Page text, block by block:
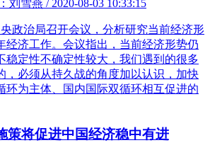
刘雪燕 / 2020-08-03 10:33:15
政治局召开会议，分析研究当前经济形
经济工作。会议指出，当前经济形势仍
稳定性不确定性较大，我们遇到的很多
，必须从持久战的角度加以认识，加快
环为主体、国内国际双循环相互促进的
策将促进中国经济稳中有进